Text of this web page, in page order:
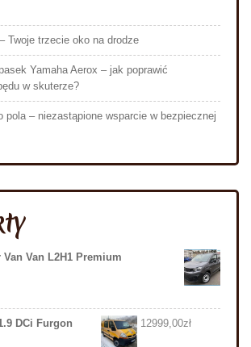
Twoje trzecie oko na drodze
Yamaha Aerox – jak poprawić
w skuterze?
pola – niezastąpione wsparcie w bezpiecznej
Van Van L2H1 Premium
DCi Furgon 12999,00zł